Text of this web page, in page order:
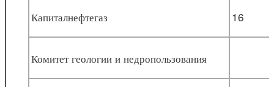
Капиталнефтегаз 16
Комитет геологии и недропользования